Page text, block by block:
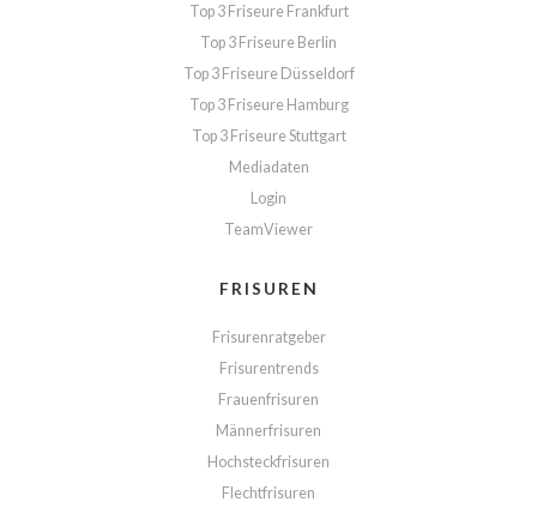
Top 3 Friseure Frankfurt
Top 3 Friseure Berlin
Top 3 Friseure Düsseldorf
Top 3 Friseure Hamburg
Top 3 Friseure Stuttgart
Mediadaten
Login
TeamViewer
FRISUREN
Frisurenratgeber
Frisurentrends
Frauenfrisuren
Männerfrisuren
Hochsteckfrisuren
Flechtfrisuren